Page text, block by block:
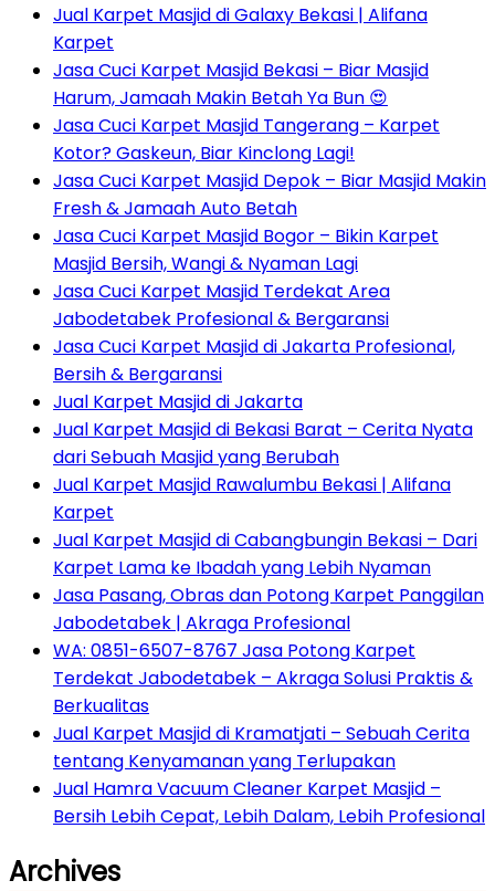
Jual Karpet Masjid di Galaxy Bekasi | Alifana
Karpet
Jasa Cuci Karpet Masjid Bekasi – Biar Masjid
Harum, Jamaah Makin Betah Ya Bun 😍
Jasa Cuci Karpet Masjid Tangerang – Karpet
Kotor? Gaskeun, Biar Kinclong Lagi!
Jasa Cuci Karpet Masjid Depok – Biar Masjid Makin
Fresh & Jamaah Auto Betah
Jasa Cuci Karpet Masjid Bogor – Bikin Karpet
Masjid Bersih, Wangi & Nyaman Lagi
Jasa Cuci Karpet Masjid Terdekat Area
Jabodetabek Profesional & Bergaransi
Jasa Cuci Karpet Masjid di Jakarta Profesional,
Bersih & Bergaransi
Jual Karpet Masjid di Jakarta
Jual Karpet Masjid di Bekasi Barat – Cerita Nyata
dari Sebuah Masjid yang Berubah
Jual Karpet Masjid Rawalumbu Bekasi | Alifana
Karpet
Jual Karpet Masjid di Cabangbungin Bekasi – Dari
Karpet Lama ke Ibadah yang Lebih Nyaman
Jasa Pasang, Obras dan Potong Karpet Panggilan
Jabodetabek | Akraga Profesional
WA: 0851-6507-8767 Jasa Potong Karpet
Terdekat Jabodetabek – Akraga Solusi Praktis &
Berkualitas
Jual Karpet Masjid di Kramatjati – Sebuah Cerita
tentang Kenyamanan yang Terlupakan
Jual Hamra Vacuum Cleaner Karpet Masjid –
Bersih Lebih Cepat, Lebih Dalam, Lebih Profesional
Archives